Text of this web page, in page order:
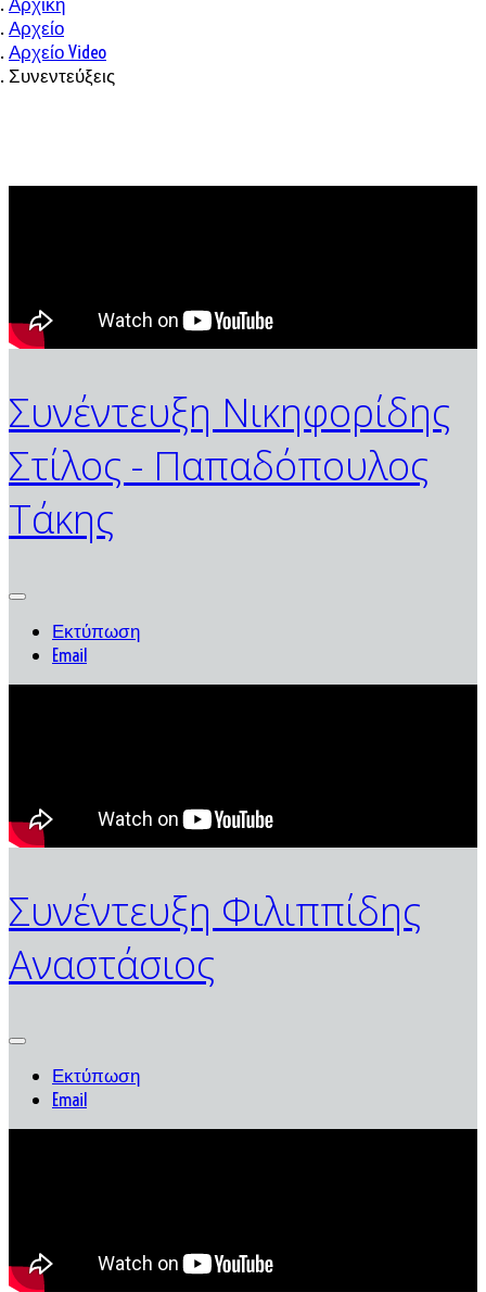
Αρχείο
Αρχείο Video
Συνεντεύξεις
Συνέντευξη Νικηφορίδης
Στίλος - Παπαδόπουλος
Τάκης
Εκτύπωση
Email
Συνέντευξη Φιλιππίδης
Αναστάσιος
Εκτύπωση
Email